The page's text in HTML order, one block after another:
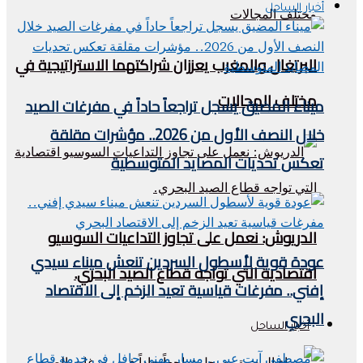
البرتغال والمغرب يعززان شراكتهما الاستراتيجية في
مختلف المجالات
الدريوش: نعمل على تجاوز التداعيات السوسيو
اقتصادية التي تواجه قطاع الصيد البحري.
أخبار الساحل
أخبار الساحل
ميناء المضيق يسجل تراجعاً حاداً في مفرغات الصيد
خلال النصف الأول من 2026.. مؤشرات مقلقة
تعكس تحديات المصايد المتوسطية
عودة قوية لأسطول السردين تنعش ميناء سيدي
إفني.. مفرغات قياسية تعيد الزخم إلى الاقتصاد
البحري